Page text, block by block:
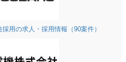
用の求人・採用情報（90案件）